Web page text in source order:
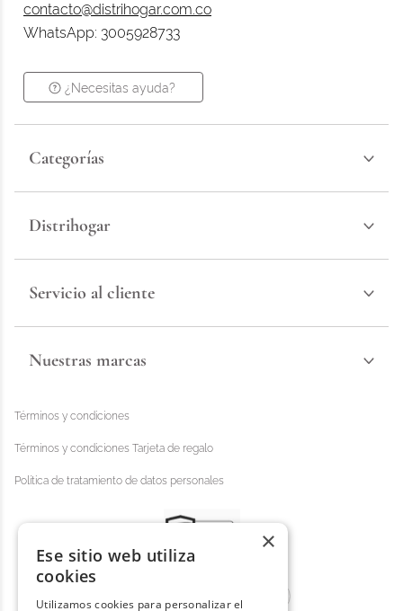
contacto@distrihogar.com.co
WhatsApp: 3005928733
¿Necesitas ayuda?
Categorías
Distrihogar
Servicio al cliente
Nuestras marcas
Términos y condiciones
Términos y condiciones Tarjeta de regalo
Política de tratamiento de datos personales
×
Ese sitio web utiliza
cookies
Utilizamos cookies para personalizar el